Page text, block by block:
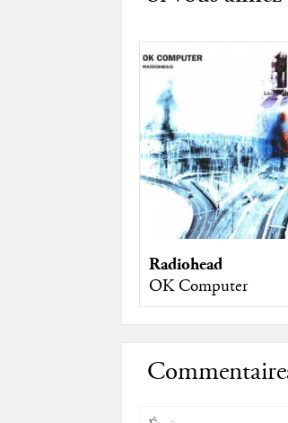
Radiohead
OK Computer